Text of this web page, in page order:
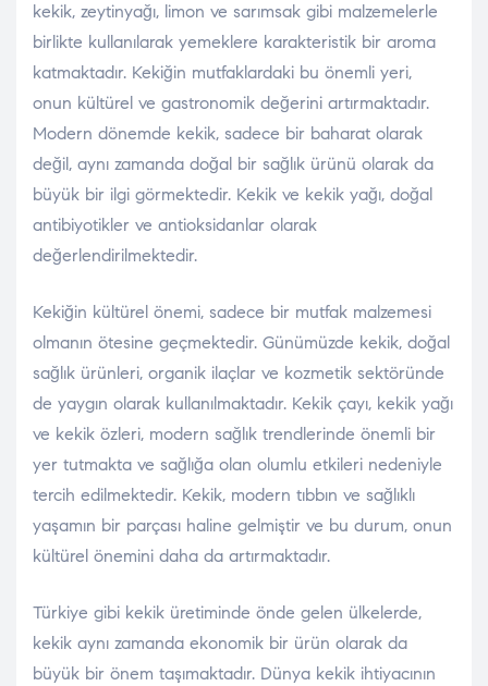
kekik, zeytinyağı, limon ve sarımsak gibi malzemelerle
birlikte kullanılarak yemeklere karakteristik bir aroma
katmaktadır. Kekiğin mutfaklardaki bu önemli yeri,
onun kültürel ve gastronomik değerini artırmaktadır.
Modern dönemde kekik, sadece bir baharat olarak
değil, aynı zamanda doğal bir sağlık ürünü olarak da
büyük bir ilgi görmektedir. Kekik ve kekik yağı, doğal
antibiyotikler ve antioksidanlar olarak
değerlendirilmektedir.
Kekiğin kültürel önemi, sadece bir mutfak malzemesi
olmanın ötesine geçmektedir. Günümüzde kekik, doğal
sağlık ürünleri, organik ilaçlar ve kozmetik sektöründe
de yaygın olarak kullanılmaktadır. Kekik çayı, kekik yağı
ve kekik özleri, modern sağlık trendlerinde önemli bir
yer tutmakta ve sağlığa olan olumlu etkileri nedeniyle
tercih edilmektedir. Kekik, modern tıbbın ve sağlıklı
yaşamın bir parçası haline gelmiştir ve bu durum, onun
kültürel önemini daha da artırmaktadır.
Türkiye gibi kekik üretiminde önde gelen ülkelerde,
kekik aynı zamanda ekonomik bir ürün olarak da
büyük bir önem taşımaktadır. Dünya kekik ihtiyacının